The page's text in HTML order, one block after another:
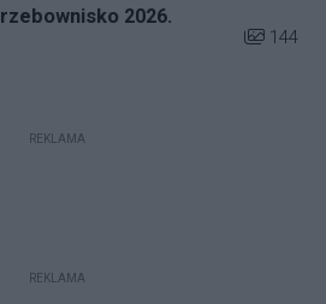
2026.
Liczba
144
REKLAMA
REKLAMA